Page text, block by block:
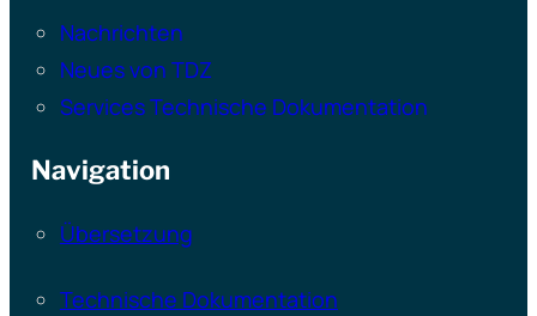
Nachrichten
Neues von TDZ
Services Technische Dokumentation
Navigation
Übersetzung
Technische Dokumentation